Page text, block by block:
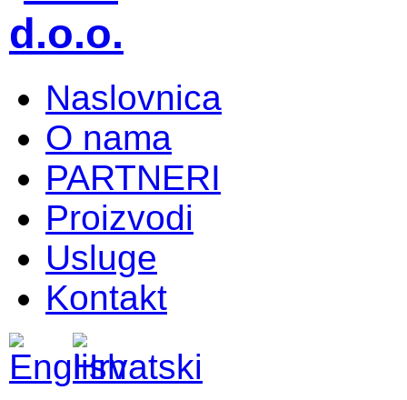
Naslovnica
O nama
PARTNERI
Proizvodi
Usluge
Kontakt